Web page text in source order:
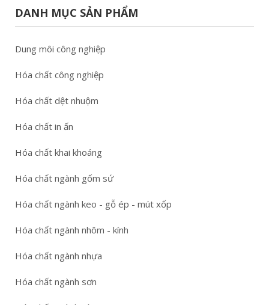
DANH MỤC SẢN PHẨM
Dung môi công nghiệp
Hóa chất công nghiệp
Hóa chất dệt nhuộm
Hóa chất in ấn
Hóa chất khai khoáng
Hóa chất ngành gốm sứ
Hóa chất ngành keo - gỗ ép - mút xốp
Hóa chất ngành nhôm - kính
Hóa chất ngành nhựa
Hóa chất ngành sơn